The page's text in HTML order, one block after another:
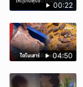
00:22
04:50